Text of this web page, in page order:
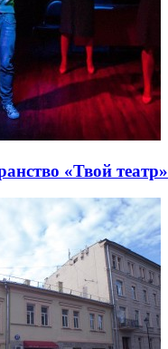
«Твой театр»